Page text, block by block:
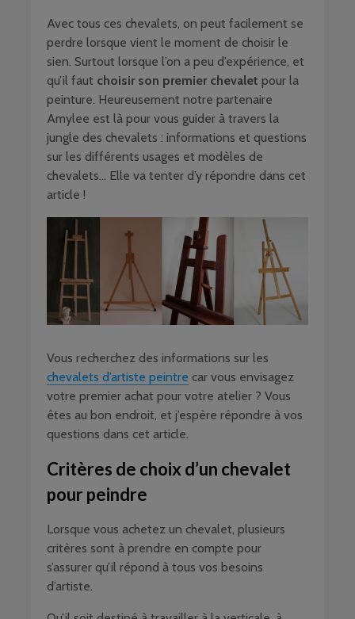
Avec tous ces chevalets, on peut facilement se
perdre lorsque vient le moment de choisir le
sien. Surtout lorsque l’on a peu d’expérience, et
qu’il faut choisir son premier chevalet pour la
peinture. Heureusement notre partenaire
Amylee est là pour vous guider à travers la
jungle des chevalets : informations et questions
sur les différents usages et modèles de
chevalets… Elle va tenter d’y répondre dans cet
article !
Vous recherchez des informations sur les
chevalets d’artiste peintre car vous envisagez
votre premier achat pour votre atelier ? Vous
êtes au bon endroit, et j’espère répondre à vos
questions dans cet article.
Critères de choix d’un chevalet
pour peindre
Lorsque vous achetez un chevalet, plusieurs
critères sont à prendre en compte pour
s’assurer qu’il répond à tous vos besoins
d’artiste.